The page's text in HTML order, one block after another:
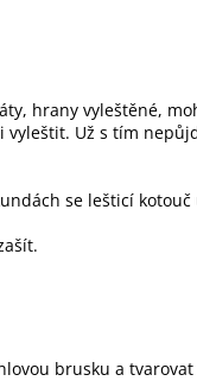
hrany vyleštěné,
vyleštit. Už s tím
se lešticí
brusku a